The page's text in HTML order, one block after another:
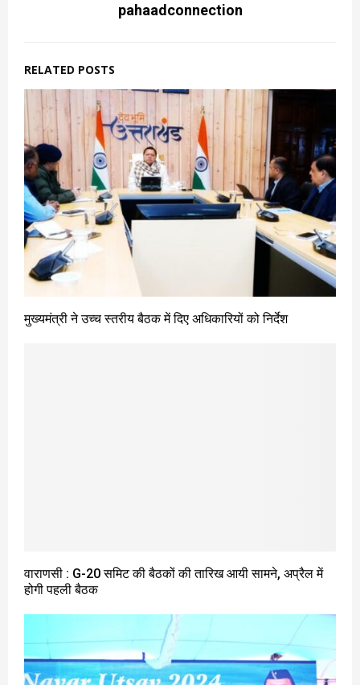
pahaadconnection
RELATED POSTS
मुख्यमंत्री ने उच्च स्तरीय बैठक में दिए अधिकारियों को निर्देश
वाराणसी : G-20 समिट की बैठकों की तारिख आयी सामने, अप्रैल में
होगी पहली बैठक